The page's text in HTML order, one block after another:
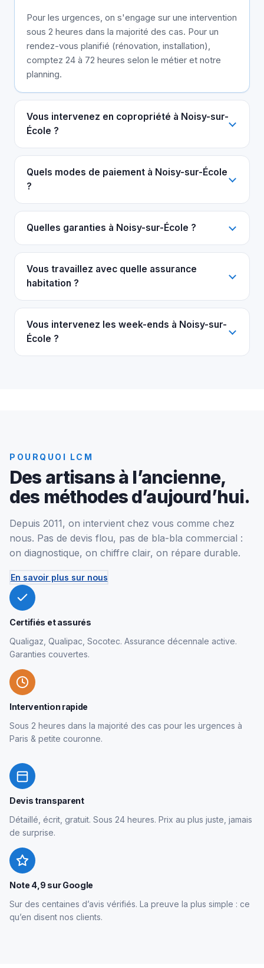
Pour les urgences, on s'engage sur une intervention
sous 2 heures dans la majorité des cas. Pour un
rendez-vous planifié (rénovation, installation),
comptez 24 à 72 heures selon le métier et notre
planning.
Vous intervenez en copropriété à Noisy-sur-
École ?
Quels modes de paiement à Noisy-sur-École
?
Quelles garanties à Noisy-sur-École ?
Vous travaillez avec quelle assurance
habitation ?
Vous intervenez les week-ends à Noisy-sur-
École ?
POURQUOI LCM
Des artisans à l’ancienne,
des méthodes d’aujourd’hui.
Depuis 2011, on intervient chez vous comme chez
nous. Pas de devis flou, pas de bla-bla commercial :
on diagnostique, on chiffre clair, on répare durable.
En savoir plus sur nous
Certifiés et assurés
Qualigaz, Qualipac, Socotec. Assurance décennale active.
Garanties couvertes.
Intervention rapide
Sous 2 heures dans la majorité des cas pour les urgences à
Paris & petite couronne.
Devis transparent
Détaillé, écrit, gratuit. Sous 24 heures. Prix au plus juste, jamais
de surprise.
Note 4,9 sur Google
Sur des centaines d’avis vérifiés. La preuve la plus simple : ce
qu’en disent nos clients.